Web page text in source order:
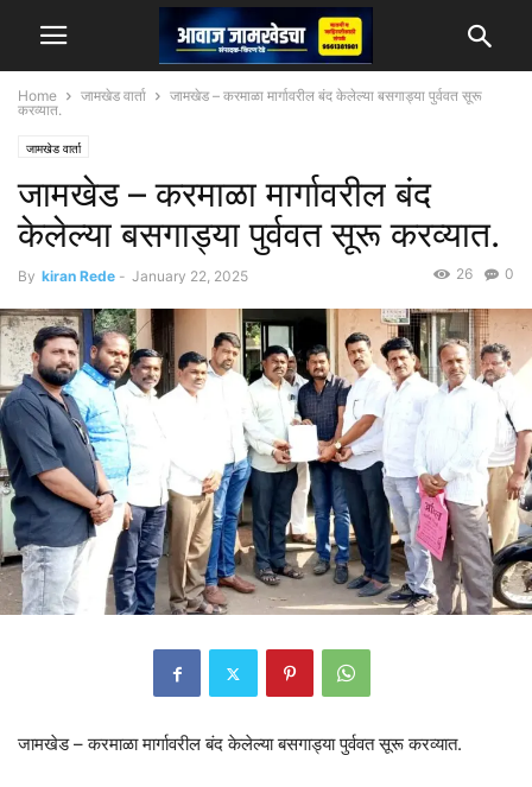
Home जामखेड वार्ता
जामखेड – करमाळा मार्गावरील बंद केलेल्या बसगाड्या पुर्ववत सूरू
करव्यात.
जामखेड वार्ता
जामखेड – करमाळा मार्गावरील बंद
केलेल्या बसगाड्या पुर्ववत सूरू करव्यात.
By kiran Rede - January 22, 2025 0
26
जामखेड – करमाळा मार्गावरील बंद केलेल्या बसगाड्या पुर्ववत सूरू करव्यात.